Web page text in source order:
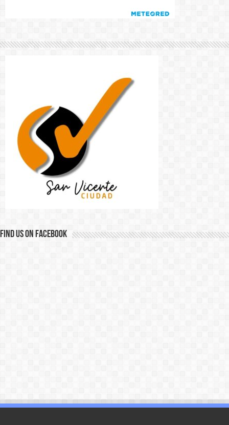
Find us on Facebook